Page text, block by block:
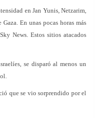
en Jan Yunis, Netzarim,
En unas pocas horas más
News. Estos sitios atacados
se disparó al menos un
que se vio sorprendido por el